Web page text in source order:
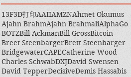
13F3D打印AAIIAMZNAhmet Okumus
Ajahn BrahmAjahn BrahmaliAlphaGo
BOTZBill AckmanBill GrossBitcoin
Breet SteenbargerBrett Steenbarger
BridgewaterCAPECatherine Wood
Charles SchwabDXJDavid Swensen
David TepperDecisiveDemis Hassabis